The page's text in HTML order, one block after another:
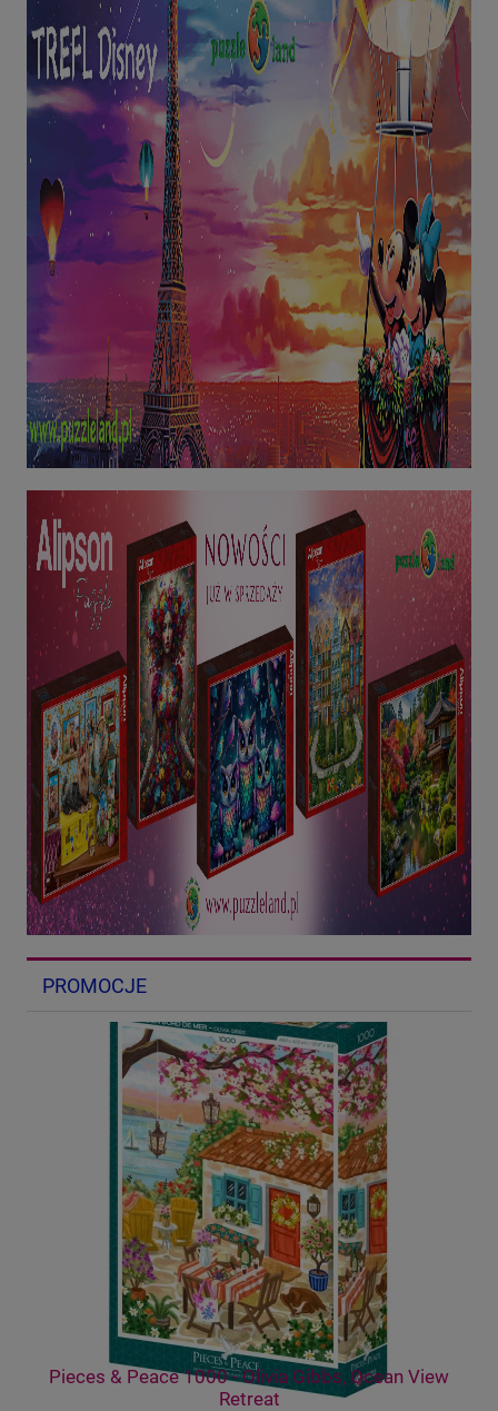
PROMOCJE
Pieces & Peace 1000 - Olivia Gibbs, Ocean View
Retreat